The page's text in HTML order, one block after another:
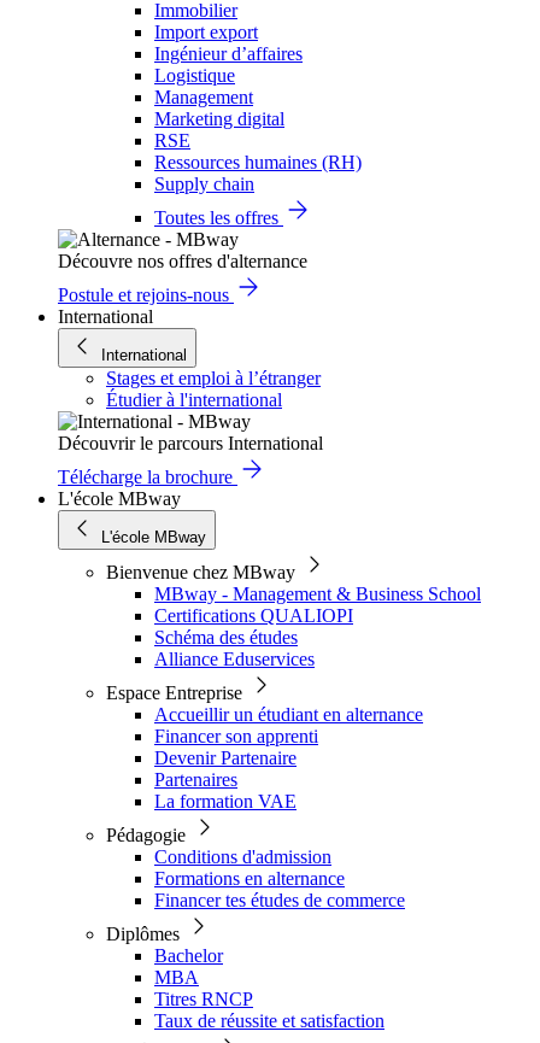
Immobilier
Import export
Ingénieur d’affaires
Logistique
Management
Marketing digital
RSE
Ressources humaines (RH)
Supply chain
Toutes les offres
Découvre nos offres d'alternance
Postule et rejoins-nous
International
International
Stages et emploi à l’étranger
Étudier à l'international
Découvrir le parcours International
Télécharge la brochure
L'école MBway
L'école MBway
Bienvenue chez MBway
MBway - Management & Business School
Certifications QUALIOPI
Schéma des études
Alliance Eduservices
Espace Entreprise
Accueillir un étudiant en alternance
Financer son apprenti
Devenir Partenaire
Partenaires
La formation VAE
Pédagogie
Conditions d'admission
Formations en alternance
Financer tes études de commerce
Diplômes
Bachelor
MBA
Titres RNCP
Taux de réussite et satisfaction